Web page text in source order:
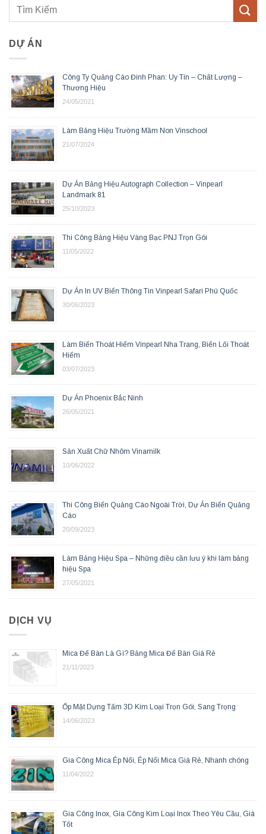
DỰ ÁN
Công Ty Quảng Cáo Đinh Phan: Uy Tín – Chất Lượng –
Thương Hiệu
24/05/2021
Làm Bảng Hiệu Trường Mầm Non Vinschool
21/07/2024
Dự Án Bảng Hiệu Autograph Collection – Vinpearl
Landmark 81
25/10/2023
Thi Công Bảng Hiệu Vàng Bạc PNJ Trọn Gói
11/05/2022
Dự Án In UV Biển Thông Tin Vinpearl Safari Phú Quốc
30/06/2023
Làm Biển Thoát Hiểm Vinpearl Nha Trang, Biển Lối Thoát
Hiểm
03/07/2023
Dự Án Phoenix Bắc Ninh
26/05/2021
Sản Xuất Chữ Nhôm Vinamilk
10/06/2022
Thi Công Biển Quảng Cáo Ngoài Trời, Dự Án Biển Quảng
Cáo
20/09/2023
Làm Bảng Hiệu Spa – Những điều cần lưu ý khi làm bảng
hiệu Spa
27/05/2021
DỊCH VỤ
Mica Để Bàn Là Gì? Bảng Mica Để Bàn Giá Rẻ
21/11/2023
Ốp Mặt Dựng Tấm 3D Kim Loại Trọn Gói, Sang Trọng
14/06/2023
Gia Công Mica Ép Nổi, Ép Nổi Mica Giá Rẻ, Nhanh chóng
11/04/2022
Gia Công Inox, Gia Công Kim Loại Inox Theo Yêu Cầu, Giá
Tốt